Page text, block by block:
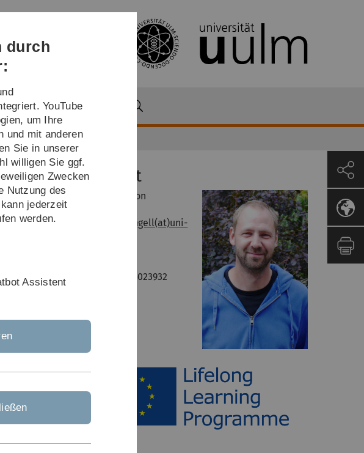
...
Marian
Contact
Dr. Philipp von
philipp.wrangell(at)uni-
**49-(0)731-5023932
durch
YouTube
um Ihre
und mit anderen
Sie in unserer
willigen Sie ggf.
Zwecken
Nutzung des
jederzeit
werden.
Assistent